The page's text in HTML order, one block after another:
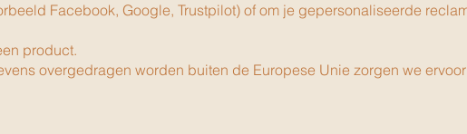
Facebook, Google, Trustpilot) of om je gepersonaliseerde
product.
overgedragen worden buiten de Europese Unie zorgen we